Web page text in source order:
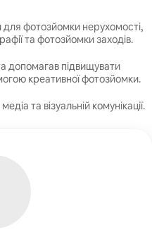
для фотозйомки нерухомості,
та фотозйомки заходів.
допомагав підвищувати
креативної фотозйомки.
та візуальній комунікації.